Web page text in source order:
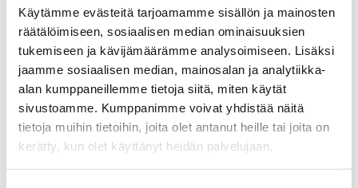
Käytämme evästeitä tarjoamamme sisällön ja mainosten
räätälöimiseen, sosiaalisen median ominaisuuksien
tukemiseen ja kävijämäärämme analysoimiseen. Lisäksi
jaamme sosiaalisen median, mainosalan ja analytiikka-
alan kumppaneillemme tietoja siitä, miten käytät
sivustoamme. Kumppanimme voivat yhdistää näitä
tietoja muihin tietoihin, joita olet antanut heille tai joita on
kerätty, kun olet käyttänyt heidän palvelujaan.
Elämäntaidot esiin
Tunne oma tarinasi ja ole ylpeä siitä.
TUTUSTU TEHTÄVÄÄN